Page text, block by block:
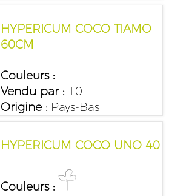
HYPERICUM COCO TIAMO
60CM
Couleurs :
Vendu par :10
Origine :Pays-Bas
HYPERICUM COCO UNO 40
Couleurs :